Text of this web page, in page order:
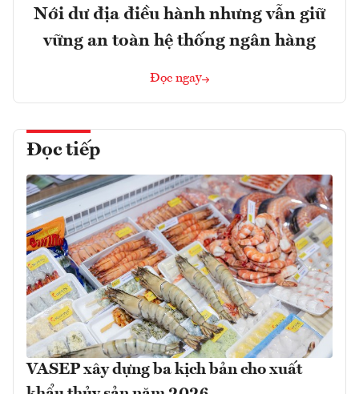
Nới dư địa điều hành nhưng vẫn giữ
vững an toàn hệ thống ngân hàng
Đọc ngay
Đọc tiếp
VASEP xây dựng ba kịch bản cho xuất